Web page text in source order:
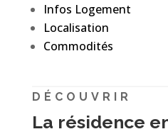
Infos Logement
Localisation
Commodités
DÉCOUVRIR
La résidence